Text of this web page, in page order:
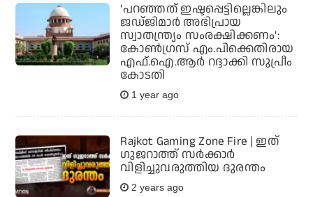
'പറഞ്ഞത് ഇഷ്ടപ്പെട്ടില്ലെങ്കിലും
ജഡ്ജിമാർ അഭിപ്രായ
സ്വാതന്ത്ര്യം സംരക്ഷിക്കണം':
കോൺഗ്രസ് എം.പിക്കെതിരായ
എഫ്‌.ഐ.ആർ റദ്ദാക്കി സുപ്രീം
കോടതി
1 year ago
Rajkot Gaming Zone Fire | ഇത്
ഗുജറാത്ത് സര്‍ക്കാര്‍
വിളിച്ചുവരുത്തിയ ദുരന്തം
2 years ago